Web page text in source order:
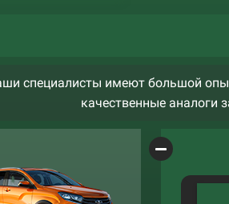
специалисты имеют большой
качественные аналоги